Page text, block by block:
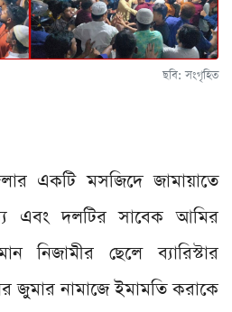
ছবি: সংগৃহিত
একটি মসজিদে জামায়াতে
এবং দলটির সাবেক আমির
নিজামীর ছেলে ব্যারিস্টার
জুমার নামাজে ইমামতি করাকে